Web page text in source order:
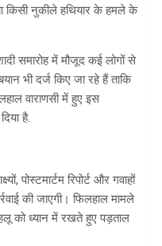
किसी नुकीले हथियार के हमले के
समारोह में मौजूद कई लोगों से
भी दर्ज किए जा रहे हैं ताकि
वाराणसी में हुए इस
है.
पोस्टमार्टम रिपोर्ट और गवाहों
की जाएगी। फिलहाल मामले
को ध्यान में रखते हुए पड़ताल